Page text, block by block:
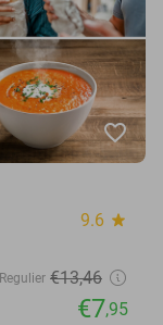
favorite_border
9.6 star
Regulier €13,46
€7,95